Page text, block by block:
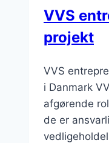
VVS
projekt
VVS
i Danmark
afgørende
de er